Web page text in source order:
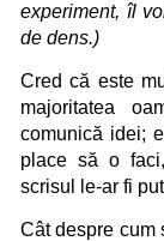
experiment, îl
de dens.)
Cred că este
majoritatea
comunică idei;
place să o
scrisul le-ar fi
Cât despre cum